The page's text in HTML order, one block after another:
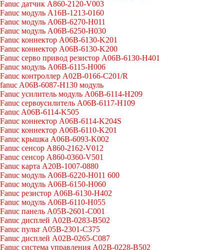
Fanuc датчик A860-2120-V003
Fanuc модуль A16B-1213-0160
Fanuc модуль A06B-6270-H011
Fanuc модуль A06B-6250-H030
Fanuc коннектор A06B-6130-K201
Fanuc коннектор A06B-6130-K200
Fanuc серво привод резистор A06B-6130-H401
Fanuc модуль A06B-6115-H006
Fanuc контроллер A02B-0166-C201/R
fanuc A06B-6087-H130 модуль
Fanuc усилитель модуль A06B-6114-H209
Fanuc сервоусилитель A06B-6117-H109
Fanuc A06B-6114-K505
Fanuc коннектор A06B-6114-K204S
Fanuc коннектор A06B-6110-K201
Fanuc крышка A06B-6093-K002
Fanuc сенсор A860-2162-V012
Fanuc сенсор A860-0360-V501
Fanuc карта A20B-1007-0880
Fanuc модуль A06B-6220-H011 600
Fanuc модуль A06B-6150-H060
Fanuc резистор A06B-6130-H402
Fanuc модуль A06B-6110-H055
Fanuc панель A05B-2601-C001
Fanuc дисплей A02B-0283-B502
Fanuc пульт A05B-2301-C375
Fanuc дисплей A02B-0265-C087
Fanuc система управления A02B-0228-B502